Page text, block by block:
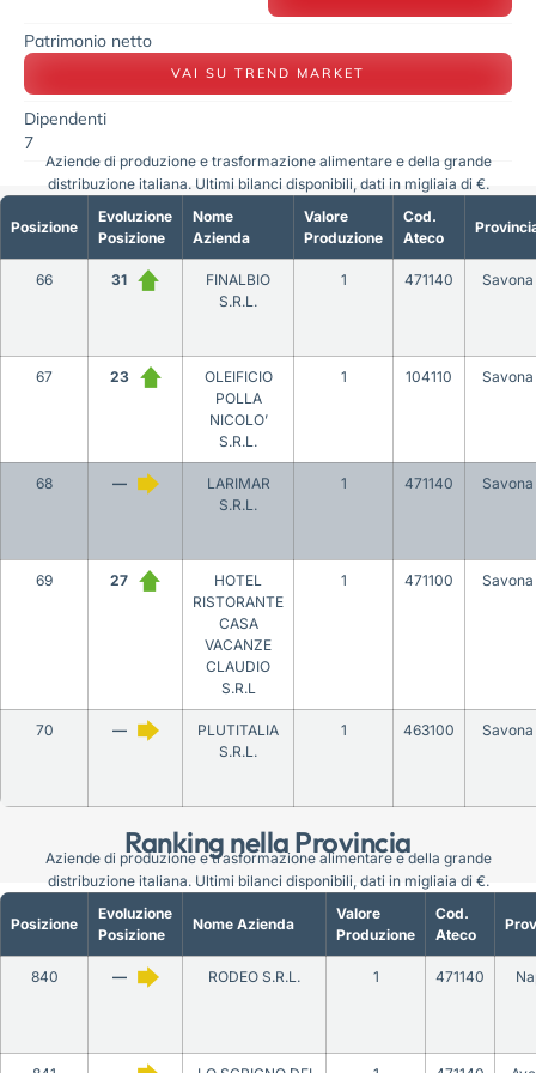
Patrimonio netto
VAI SU TREND MARKET
Dipendenti
7
Ranking nella Provincia
Posizione
Evoluzione
Posizione
Nome
Azienda
Valore
Produzione
Cod.
Ateco
66 31
FINALBIO
S.R.L.
1 471140 Savona
67 23
OLEIFICIO
POLLA
NICOLO’
S.R.L.
1 104110 Savona
68 —
LARIMAR
S.R.L.
1 471140 Savona
69 27
HOTEL
RISTORANTE
CASA
VACANZE
CLAUDIO
S.R.L
1 471100 Savona
70 —
PLUTITALIA
S.R.L.
1 463100 Savona
Aziende di produzione e trasformazione alimentare e della grande
distribuzione italiana. Ultimi bilanci disponibili, dati in migliaia di €.
Posizione
Evoluzione
Posizione
Nome Azienda
Valore
Produzione
Cod.
Ateco
840 — RODEO S.R.L. 1 471140
Aziende di produzione e trasformazione alimentare e della grande
distribuzione italiana. Ultimi bilanci disponibili, dati in migliaia di €.